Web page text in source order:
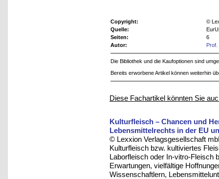
Copyright:
©
Quelle:
Seiten:
6
Autor:
Die Bibliothek und die Kaufoptionen sind
Bereits erworbene Artikel können weiterhin
Diese Fachartikel könnten Sie
Kulturfleisch – Chancen und
Lebensmittelrechts in der EU
© Lexxion Verlagsgesellschaft
Kulturfleisch bzw. kultiviertes
Laborfleisch oder In-vitro-Fleisch
Erwartungen, vielfältige
Wissenschaftlern,